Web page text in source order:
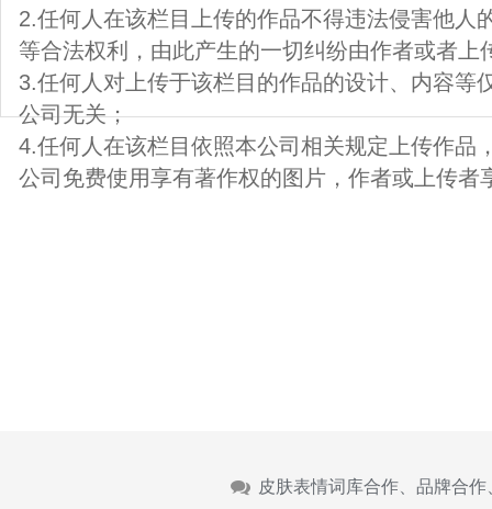
2.任何人在该栏目上传的作品不得违法侵害他人
等合法权利，由此产生的一切纠纷由作者或者上
3.任何人对上传于该栏目的作品的设计、内容等
公司无关；
4.任何人在该栏目依照本公司相关规定上传作品
公司免费使用享有著作权的图片，作者或上传者
皮肤表情词库合作、品牌合